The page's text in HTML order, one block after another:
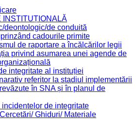
INSTITUȚIONALĂ
deontologic/de conduită
cadourile primite
de raportare a încălcărilor legii
privind asumarea unei agende de
integritate al instituției
referitor la stadiul implementării
în SNA și în planul de
de integritate
Ghiduri/ Materiale